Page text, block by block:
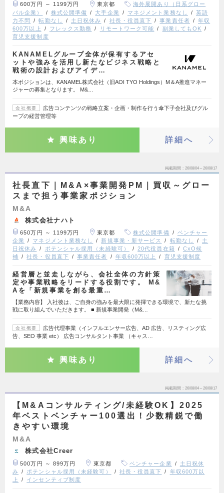
600万円 ～ 1199万円 東京都
海外展開あり（日系グロー
バル企業）
株式公開準備 大手企業 マネジメント業務なし
英語
力不問
転勤なし 土日祝休み 社長・役員直下 事業責任者
年収
600万以上
フレックス勤務 リモートワーク可能
副業してもOK
育児支援制度
KANAMELグループ全体が保有するアセ
ットや強みを活用し新たなビジネス戦略と
戦術の設計およびアイデ…
本ポジションは、KANAMEL株式会社（旧AOI TYO Holdings）M＆A推進マネー
ジャーの募集となります。 M&…
会社概要
広告コンテンツの戦略立案・企画・制作を行う傘下子会社及びグル
ープの経営管理等
興味あり 詳細へ
掲載期間 26/08/04～26/08/17
社長直下｜M&A×事業開発PM｜買収～グロー
スまで担う事業家ポジション
M&A
株式会社ナハト
650万円 ～ 1199万円 東京都 株式公開準備
ベンチャー
企業
マネジメント業務なし 新規事業・新サービス 転勤なし
土
日祝休み
ポテンシャル採用（未経験可） 20代役員在籍
CxO候
補
社長・役員直下 事業責任者 年収600万以上 育児支援制度
経営層と並走しながら、会社全体の方針策
定や事業戦略をリードする役割です。 M&
Aを「新規事業を創る最重…
【業務内容】 入社後は、ご自身の強みを最大限に発揮できる環境で、新たな挑
戦に取り組んでいただきます。 ■ 新規事業開発（M&…
会社概要
広告代理事業（インフルエンサー広告、AD 広告、リスティング広
告、SEO 事業 etc） 広告コンサルタント事業 （キャス…
興味あり 詳細へ
掲載期間 26/08/04～26/08/17
【M&Aコンサルティング/未経験OK】2025
年ベストベンチャー100選出！少数精鋭で働
きやすい環境
M&A
株式会社Creer
500万円 ～ 899万円 東京都 ベンチャー企業
土日祝休
み
ポテンシャル採用（未経験可） 社長・役員直下
年収600万以
上
インセンティブ制度